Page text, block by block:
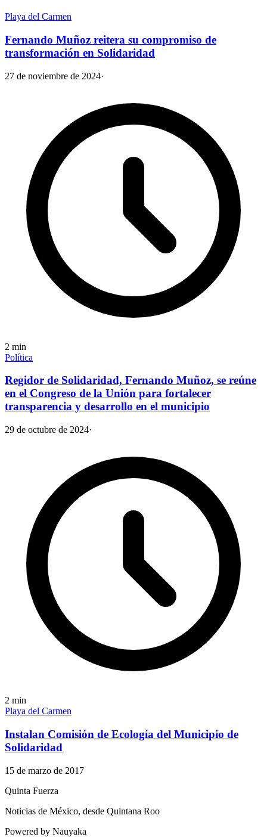
Playa del Carmen
Fernando Muñoz reitera su compromiso de
transformación en Solidaridad
27 de noviembre de 2024·
2 min
Política
Regidor de Solidaridad, Fernando Muñoz, se reúne
en el Congreso de la Unión para fortalecer
transparencia y desarrollo en el municipio
29 de octubre de 2024·
2 min
Playa del Carmen
Instalan Comisión de Ecología del Municipio de
Solidaridad
15 de marzo de 2017
Quinta Fuerza
Noticias de México, desde Quintana Roo
Powered by Nauyaka